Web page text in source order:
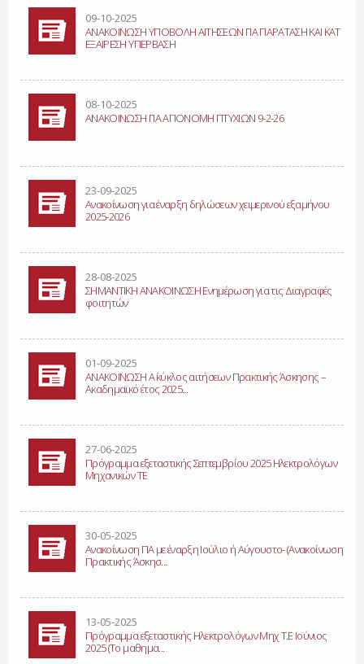
09-10-2025
ΑΝΑΚΟΙΝΩΣΗ ΥΠΟΒΟΛΗ ΑΙΤΗΣΕΩΝ ΓΙΑ ΠΑΡΑΤΑΣΗ ΚΑΙ ΚΑΤ
ΕΞΑΙΡΕΣΗ ΥΠΕΡΒΑΣΗ
08-10-2025
ΑΝΑΚΟΙΝΩΣΗ ΓΙΑ ΑΠΟΝΟΜΗ ΠΤΥΧΙΩΝ 9-2-26
23-09-2025
Ανακοίνωση για έναρξη δηλώσεων χειμερινού εξαμήνου
2025-2026
28-08-2025
ΣΗΜΑΝΤΙΚΗ ΑΝΑΚΟΙΝΩΣΗ Ενημέρωση για τις Διαγραφές
φοιτητών
01-09-2025
ΑΝΑΚΟΙΝΩΣΗ Α΄ κύκλος αιτήσεων Πρακτικής Άσκησης –
Ακαδημαϊκό έτος 2025...
27-06-2025
Πρόγραμμα εξεταστικής Σεπτεμβρίου 2025 Ηλεκτρολόγων
Μηχανικών ΤΕ
30-05-2025
Ανακοίνωση ΠΑ με έναρξη Ιούλιο ή Αύγουστο- (Ανακοίνωση
Πρακτικής Άσκησ...
13-05-2025
Πρόγραμμα εξεταστικής Ηλεκτρολόγων Μηχ Τ.Ε Ιούνιος
2025 (Το μαθημα...